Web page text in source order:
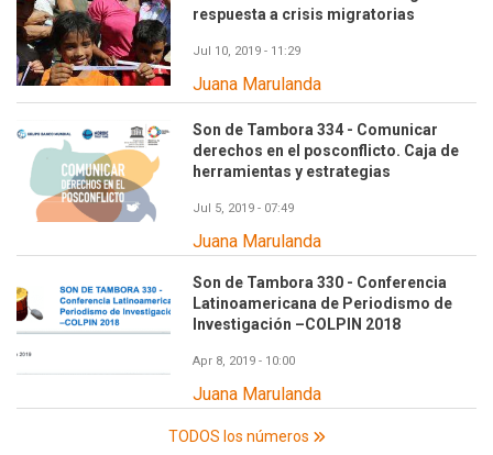
respuesta a crisis migratorias
Jul 10, 2019 - 11:29
Juana Marulanda
Son de Tambora 334 - Comunicar
derechos en el posconflicto. Caja de
herramientas y estrategias
Jul 5, 2019 - 07:49
Juana Marulanda
Son de Tambora 330 - Conferencia
Latinoamericana de Periodismo de
Investigación –COLPIN 2018
Apr 8, 2019 - 10:00
Juana Marulanda
TODOS los números